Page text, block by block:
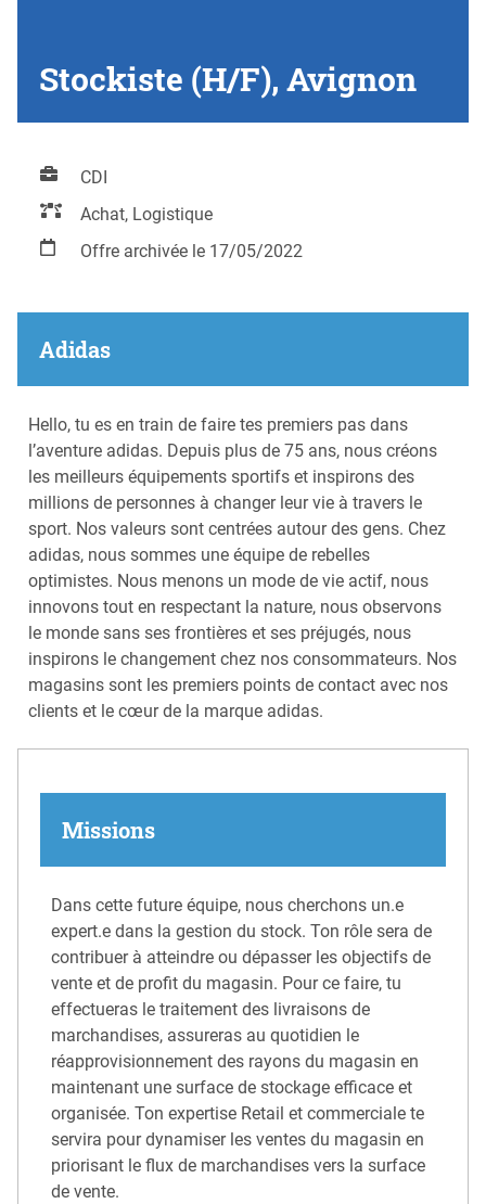
Stockiste (H/F), Avignon
CDI
Achat, Logistique
Offre archivée le 17/05/2022
Adidas
Hello, tu es en train de faire tes premiers pas dans
l’aventure adidas. Depuis plus de 75 ans, nous créons
les meilleurs équipements sportifs et inspirons des
millions de personnes à changer leur vie à travers le
sport. Nos valeurs sont centrées autour des gens. Chez
adidas, nous sommes une équipe de rebelles
optimistes. Nous menons un mode de vie actif, nous
innovons tout en respectant la nature, nous observons
le monde sans ses frontières et ses préjugés, nous
inspirons le changement chez nos consommateurs. Nos
magasins sont les premiers points de contact avec nos
clients et le cœur de la marque adidas.
Missions
Dans cette future équipe, nous cherchons un.e
expert.e dans la gestion du stock. Ton rôle sera de
contribuer à atteindre ou dépasser les objectifs de
vente et de profit du magasin. Pour ce faire, tu
effectueras le traitement des livraisons de
marchandises, assureras au quotidien le
réapprovisionnement des rayons du magasin en
maintenant une surface de stockage efficace et
organisée. Ton expertise Retail et commerciale te
servira pour dynamiser les ventes du magasin en
priorisant le flux de marchandises vers la surface
de vente.